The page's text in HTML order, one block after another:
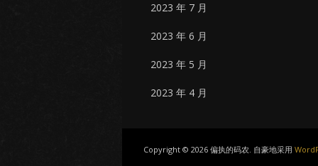
2023 年 7 月
2023 年 6 月
2023 年 5 月
2023 年 4 月
Copyright © 2026 偏执的码农. 自豪地采用